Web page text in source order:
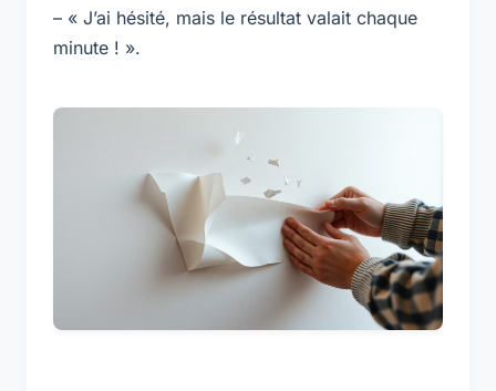
– « J’ai hésité, mais le résultat valait chaque
minute ! ».